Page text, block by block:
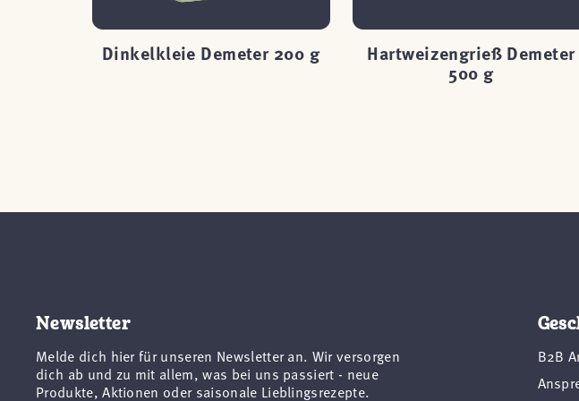
Dinkelkleie Demeter 200 g Hartweizengrieß Demeter
500 g
Newsletter
Melde dich hier für unseren Newsletter an. Wir versorgen
dich ab und zu mit allem, was bei uns passiert - neue
Produkte, Aktionen oder saisonale Lieblingsrezepte.
B2B